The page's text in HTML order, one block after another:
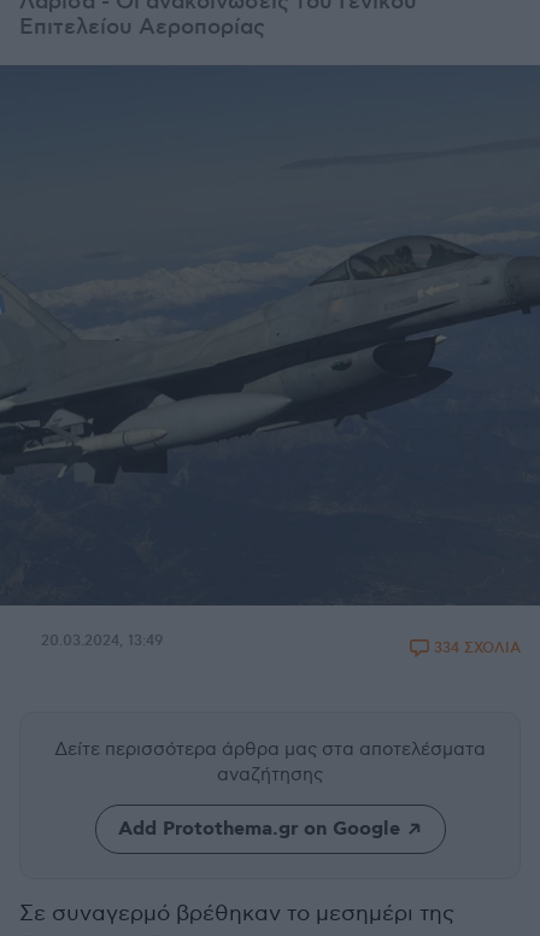
Επιτελείου Αεροπορίας
20.03.2024, 13:49 334 ΣΧΟΛΙΑ
Δείτε περισσότερα άρθρα μας στα αποτελέσματα
αναζήτησης
Add Protothema.gr on Google
Σε συναγερμό βρέθηκαν το μεσημέρι της